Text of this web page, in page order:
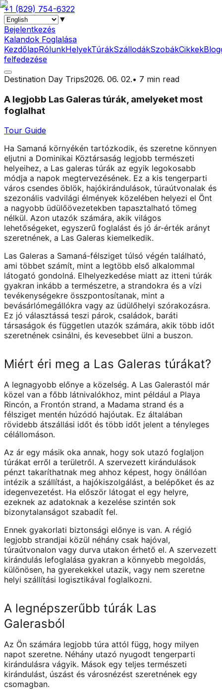
+1 (829) 754-6322
▼
Bejelentkezés
Kalandok Foglalása
KezdőlapRólunkHelyekTúrákSzállodákSzobákCikkek
felfedezése
Destination Day Trips2026. 06. 02.• 7 min read
A legjobb Las Galeras túrák, amelyeket most
foglalhat
Tour Guide
Ha Samaná környékén tartózkodik, és szeretne könnyen
eljutni a Dominikai Köztársaság legjobb természeti
helyeihez, a Las galeras túrák az egyik legokosabb
módja a napok megtervezésének. Ez a kis tengerparti
város csendes öblök, hajókirándulások, túraútvonalak és
szezonális vadvilági élmények közelében helyezi el Önt
a nagyobb üdülőövezetekben tapasztalható tömeg
nélkül. Azon utazók számára, akik világos
lehetőségeket, egyszerű foglalást és jó ár-érték arányt
szeretnének, a Las Galeras kiemelkedik.
Las Galeras a Samaná-félsziget túlsó végén található,
ami többet számít, mint a legtöbb első alkalommal
látogató gondolná. Elhelyezkedése miatt az itteni túrák
gyakran inkább a természetre, a strandokra és a vízi
tevékenységekre összpontosítanak, mint a
bevásárlómegállókra vagy az üdülőhelyi szórakozásra.
Ez jó választássá teszi párok, családok, baráti
társaságok és független utazók számára, akik több időt
szeretnének csinálni, és kevesebbet ülni a buszon.
Miért éri meg a Las Galeras túrákat?
A legnagyobb előnye a közelség. A Las Galerastól már
közel van a főbb látnivalókhoz, mint például a Playa
Rincón, a Frontón strand, a Madama strand és a
félsziget mentén húzódó hajóutak. Ez általában
rövidebb átszállási időt és több időt jelent a tényleges
célállomáson.
Az ár egy másik oka annak, hogy sok utazó foglaljon
túrákat erről a területről. A szervezett kirándulások
pénzt takaríthatnak meg ahhoz képest, hogy önállóan
intézik a szállítást, a hajókiszolgálást, a belépőket és az
idegenvezetést. Ha először látogat el egy helyre,
ezeknek az adatoknak a kezelése szintén sok
bizonytalanságot szabadít fel.
Ennek gyakorlati biztonsági előnye is van. A régió
legjobb strandjai közül néhány csak hajóval,
túraútvonalon vagy durva utakon érhető el. A szervezett
kirándulás lefoglalása gyakran a könnyebb megoldás,
különösen, ha gyerekekkel utazik, vagy nem szeretne
helyi szállítási logisztikával foglalkozni.
A legnépszerűbb túrák Las
Galerasból
Az Ön számára legjobb túra attól függ, hogy milyen
napot szeretne. Néhány utazó nyugodt tengerparti
kirándulásra vágyik. Mások egy teljes természeti
kirándulást, úszást és városnézést szeretnének egy
csomagban.